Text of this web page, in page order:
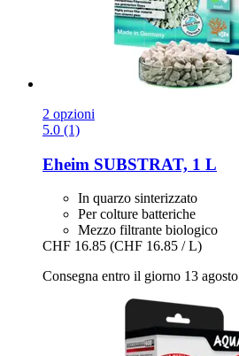
2 opzioni
5.0 (1)
Eheim SUBSTRAT, 1 L
In quarzo sinterizzato
Per colture batteriche
Mezzo filtrante biologico
CHF 16.85 (CHF 16.85 / L)
Consegna entro il giorno 13 agosto